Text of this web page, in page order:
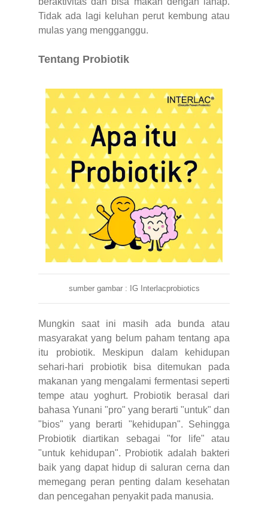
Tidak ada lagi keluhan perut kembung atau
mulas yang mengganggu.
Tentang Probiotik
sumber gambar : IG Interlacprobiotics
Mungkin saat ini masih ada bunda atau
masyarakat yang belum paham tentang apa
itu probiotik. Meskipun dalam kehidupan
sehari-hari probiotik bisa ditemukan pada
makanan yang mengalami fermentasi seperti
tempe atau yoghurt. Probiotik berasal dari
bahasa Yunani "pro" yang berarti "untuk" dan
"bios" yang berarti "kehidupan". Sehingga
Probiotik diartikan sebagai "for life" atau
"untuk kehidupan". Probiotik adalah bakteri
baik yang dapat hidup di saluran cerna dan
memegang peran penting dalam kesehatan
dan pencegahan penyakit pada manusia.